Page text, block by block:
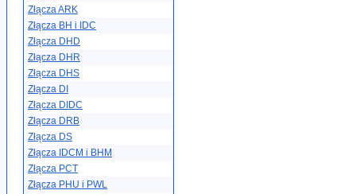
Złącza ARK
Złącza BH i IDC
Złącza DHD
Złącza DHR
Złącza DHS
Złącza DI
Złącza DIDC
Złącza DRB
Złącza DS
Złącza IDCM i BHM
Złącza PCT
Złącza PHU i PWL